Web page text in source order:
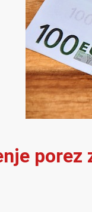
porez